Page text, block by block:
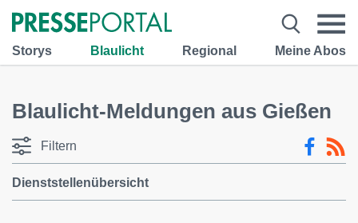
Storys Blaulicht Regional Meine Abos
Blaulicht-Meldungen aus Gießen
Filtern
Dienststellenübersicht